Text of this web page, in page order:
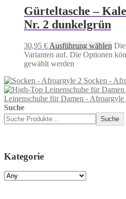
Gürteltasche –
Nr. 2 dunkelgrün
30,95 € Ausführung wählen
Varianten auf. Die Optionen
gewählt werden
Socken -
Leinenschuhe für Damen - Afroargyle
Suche
Suche
Kategorie